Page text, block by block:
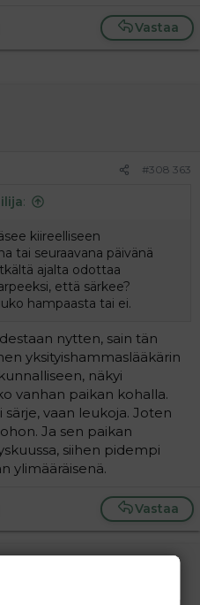
Vastaa
#308 363
:
kiireelliseen
tai seuraavana päivänä
ajalta odottaa
että särkee?
hampaasta tai ei.
nytten, sain tän
yksityishammaslääkärin
näkyi
vanhan paikan kohalla.
vaan leukoja. Joten
Ja sen paikan
siihen pidempi
ylimääräisenä.
Vastaa